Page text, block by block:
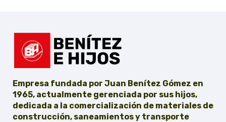
Empresa fundada por Juan Benítez Gómez en
1965, actualmente gerenciada por sus hijos,
dedicada a la comercialización de materiales de
construcción, saneamientos y transporte